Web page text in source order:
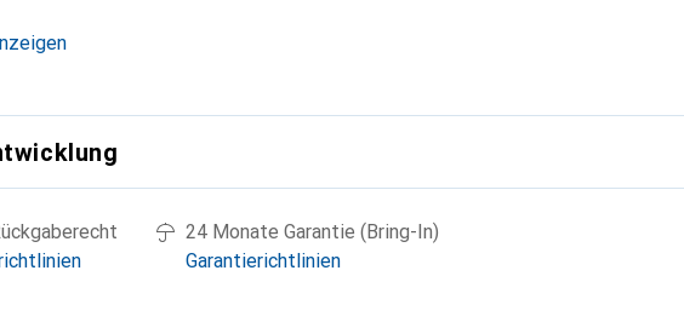
24 Monate Garantie (Bring-In)
Garantierichtlinien